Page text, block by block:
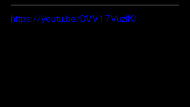
https://youtu.be/DVV17VuzIKI